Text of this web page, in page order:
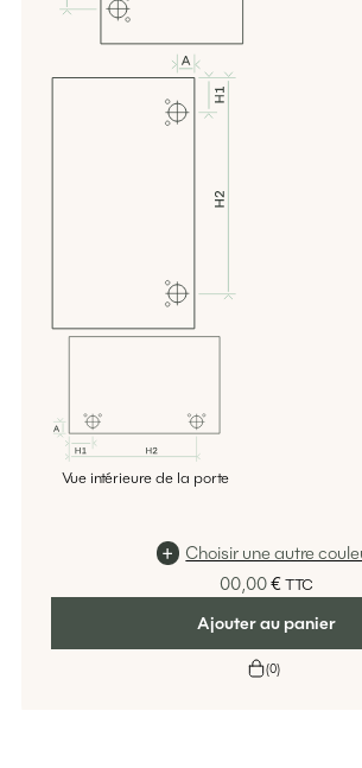
Vue intérieure de la porte
Choisir une autre
00,00€ TTC
Ajouter au panier
(0)